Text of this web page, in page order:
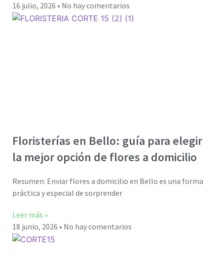
16 julio, 2026
No hay comentarios
Floristerías en Bello: guía para elegir
la mejor opción de flores a domicilio
Resumen: Enviar flores a domicilio en Bello es una forma
práctica y especial de sorprender
Leer más »
18 junio, 2026
No hay comentarios